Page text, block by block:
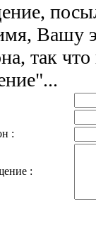
Вашу
так
:
: